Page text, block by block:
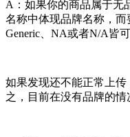
A：如果你的商品属于无
名称中体现品牌名称，
Generic、NA或者N/A皆可
如果发现还不能正常上传
之，目前在没有品牌的情